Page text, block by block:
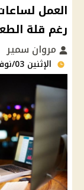
العمل
رغم قلة
مروان سمير
الإثنين 03/نوفمبر/2025 - 07:00 ص